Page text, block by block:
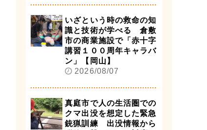
いざという時の救命の知
識と技術が学べる 倉敷
市の商業施設で「赤十字
講習１００周年キャラバ
ン」【岡山】
2026/08/07
真庭市で人の生活圏での
クマ出没を想定した緊急
銃猟訓練 出没情報から